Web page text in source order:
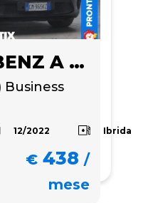
MERCEDES-BENZ A 250
12/2022 Ibrida
€ 438 /
mese